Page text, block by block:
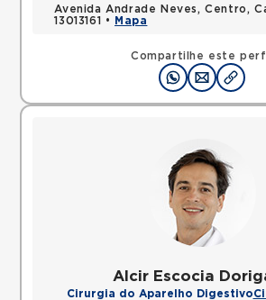
Compartilhe este
Avenida Andrade Neves, Centro,
13013161 •
Mapa
Alcir Escocia
Cirurgia do Aparelho Digestivo